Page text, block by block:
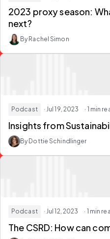
2023 proxy season:
next?
By Rachel Simon
Podcast · Jul 19, 2023 · 1 min
Insights from
By Dottie Schindlinger
Podcast · Jul 12, 2023 · 1 min
The CSRD: How can